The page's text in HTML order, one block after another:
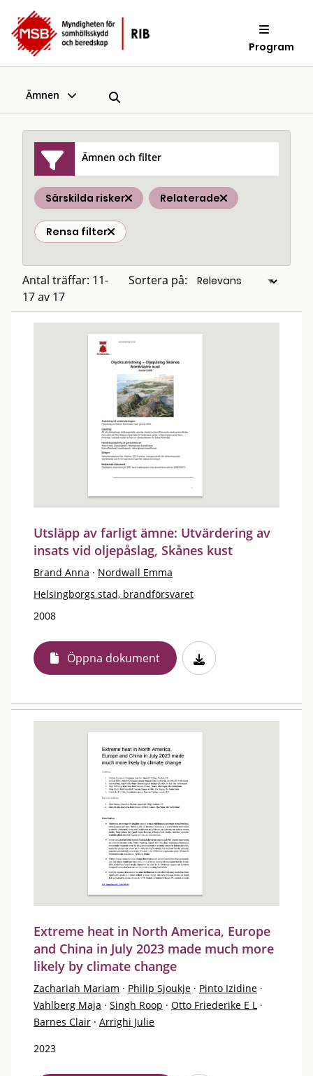
Program
Ämnen
Ämnen och filter
Särskilda risker Relaterade
Rensa filter
Antal träffar: 11-
17 av 17
Sortera på:
Utsläpp av farligt ämne: Utvärdering av
insats vid oljepåslag, Skånes kust
Brand Anna · Nordwall Emma
Helsingborgs stad, brandförsvaret
2008
Öppna dokument
Extreme heat in North America, Europe
and China in July 2023 made much more
likely by climate change
Zachariah Mariam · Philip Sjoukje · Pinto Izidine ·
Vahlberg Maja · Singh Roop · Otto Friederike E L ·
Barnes Clair · Arrighi Julie
2023